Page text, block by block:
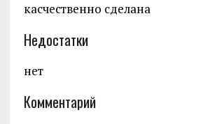
касчественно сделана
Недостатки
нет
Комментарий